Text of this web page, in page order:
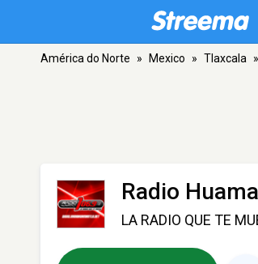
América do Norte » Mexico » Tlaxcala »
Radio
LA RADIO QUE TE